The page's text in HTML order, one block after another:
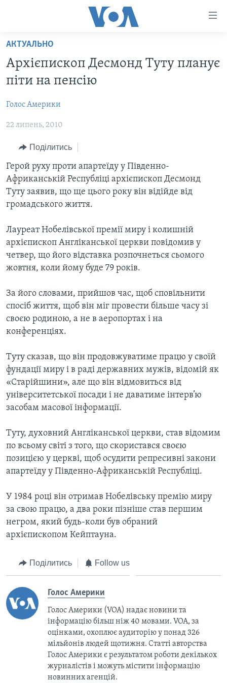
Перейти
матеріалу
Перейти
меню
Перейти
АКТУАЛЬНО
США
УКРАЇНА
ВІЙНА - ЦЕ ОСОБИСТЕ
УКРАЇНЦІ У СВІТІ
НАУКА
ЗДОРОВ'Я
СУСПІЛЬСТВО
ЕКОНОМІКА
ІСТОРІЇ УСПІХУ УКРАЇНЦІВ
ПОЛІТИКА В США
АДМІНІСТРАЦІЯ ПРЕЗИДЕНТА ТРАМПА: ПЕРШІ 100
УКРАЇНА
ІНТЕРВ'Ю
БОРОТЬБА З ДЕЗІНФОРМАЦІЄЮ
ВІДЕО
ТЕЛЕПРОГРАМИ
ЧАС-TIME
СТУДІЯ ВАШИНГТОН
ВІКНО В АМЕРИКУ
ПРАЙМ-ТАЙМ
ПОГЛЯД З ВАШИНГТОНА
ENGLISH
Learning English
МИ В СОЦМЕРЕЖАХ
Мови
АКТУАЛЬНО
Архієпископ Десмонд Туту планує
піти на пенсію
Голос Америки
22 липень, 2010
Поділитись
Герой руху проти апартеїду у Південно-
Африканській Республіці архієпископ Десмонд
Туту заявив, що ще цього року він відійде від
громадського життя.
Лауреат Нобелівської премії миру і колишній
архієпископ Англіканської церкви повідомив у
четвер, що його відставка розпочнеться сьомого
жовтня, коли йому буде 79 років.
За його словами, прийшов час, щоб сповільнити
спосіб життя, щоб він міг провести більше часу зі
своєю родиною, а не в аеропортах і на
конференціях.
Туту сказав, що він продовжуватиме працю у своїй
фундації миру і в раді державних мужів, відомій як
«Старійшини», але що він відмовиться від
університетської посади і не даватиме інтерв’ю
засобам масової інформації.
Туту, духовний Англіканської церкви, став відомим
по всьому світі з того, що скористався своєю
позицією у церкві, щоб осудити репресивні закони
апартеїду у Південно-Африканській Республіці.
У 1984 році він отримав Нобелівську премію миру
за свою працю, а два роки пізніше став першим
негром, який будь-коли був обраний
архієпископом Кейптауна.
Поділитись Follow us
Голос Америки
Голос Америки (VOA) надає новини та
інформацію більш ніж 40 мовами. VOA, за
оцінками, охоплює аудиторію у понад 326
мільйонів людей щотижня. Статті авторства
Голос Америки є результатом роботи декількох
журналістів і можуть містити інформацію
новинних агенцій.